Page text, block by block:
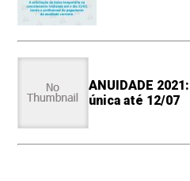
ANUIDADE
única até 12/07